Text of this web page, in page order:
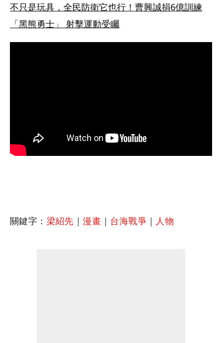
不只是玩具，全民防衛它也行！曹興誠捐6億訓練
「黑熊勇士」 射擊運動受矚
關鍵字： 梁紹先 ｜漫畫 ｜ 台海戰爭 ｜ 人物